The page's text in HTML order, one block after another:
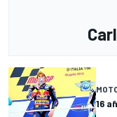
16